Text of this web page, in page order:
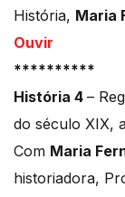
História, Maria
Ouvir
**********
História 4 –
do século XIX,
Com Maria
historiadora,